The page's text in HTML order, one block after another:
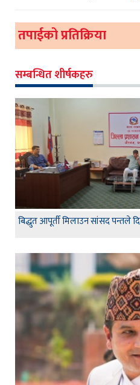
तपाईको प्रतिक्रिया
सम्बन्धित शीर्षकहरु
बिद्धुत आपूर्ती मिलाउन सांसद पन्तले